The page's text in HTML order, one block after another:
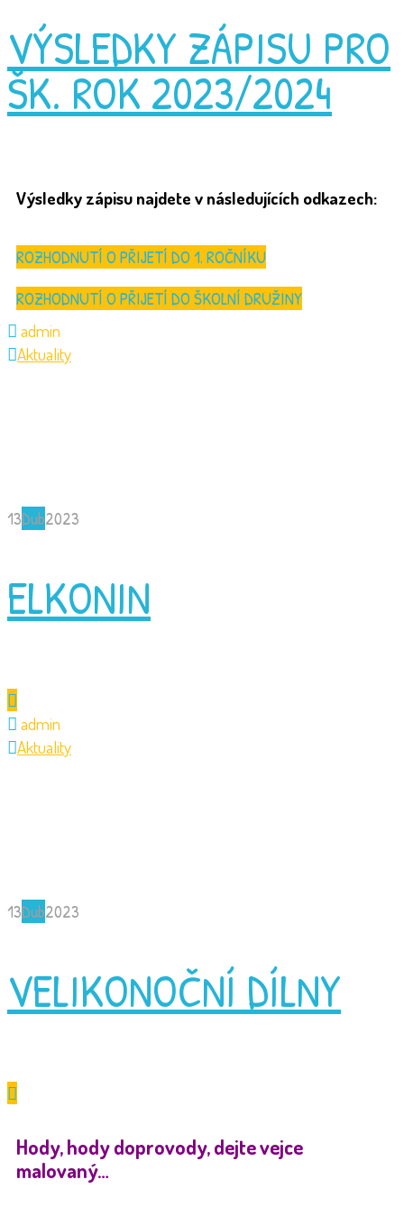
VÝSLEDKY ZÁPISU PRO
ŠK. ROK 2023/2024
Výsledky zápisu najdete v následujících odkazech:
ROZHODNUTÍ O PŘIJETÍ DO 1. ROČNÍKU
ROZHODNUTÍ O PŘIJETÍ DO ŠKOLNÍ DRUŽINY
admin
Aktuality
13Dub2023
ELKONIN
admin
Aktuality
13Dub2023
VELIKONOČNÍ DÍLNY
Hody, hody doprovody, dejte vejce
malovaný…